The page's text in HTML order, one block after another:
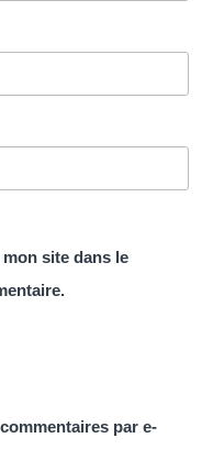
site dans le
par e-